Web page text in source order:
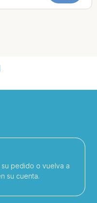
pedido o vuelva a
su cuenta.